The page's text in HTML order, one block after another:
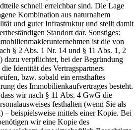
schnell erreichbar sind. Die Lage
Kombination aus naturnahem
und guter Infrastruktur und stellt damit
Standort dar. Sonstiges:
ist die von
§ 2 Abs. 1 Nr. 14 und § 11 Abs. 1, 2
dazu verpflichtet, bei der Begründung
Identität des Vertragspartners
bzw. sobald ein ernsthaftes
des Immobilienkaufvertrages besteht.
wir nach § 11 Abs. 4 GwG die
festhalten (wenn Sie als
– beispielsweise mittels einer Kopie. Bei
wir eine Kopie des